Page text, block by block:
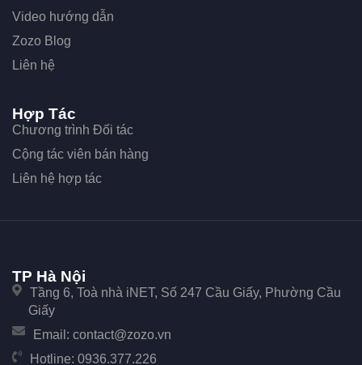
Video hướng dẫn
Zozo Blog
Liên hệ
Hợp Tác
Chương trình Đối tác
Cộng tác viên bán hàng
Liên hệ hợp tác
TP Hà Nội
Tầng 6, Toà nhà iNET, Số 247 Cầu Giấy, Phường Cầu
Giấy
Email: contact@zozo.vn
Hotline: 0936.377.226